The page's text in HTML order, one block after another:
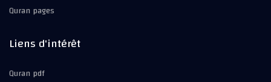
Quran pages
Liens d'intérêt
Quran pdf